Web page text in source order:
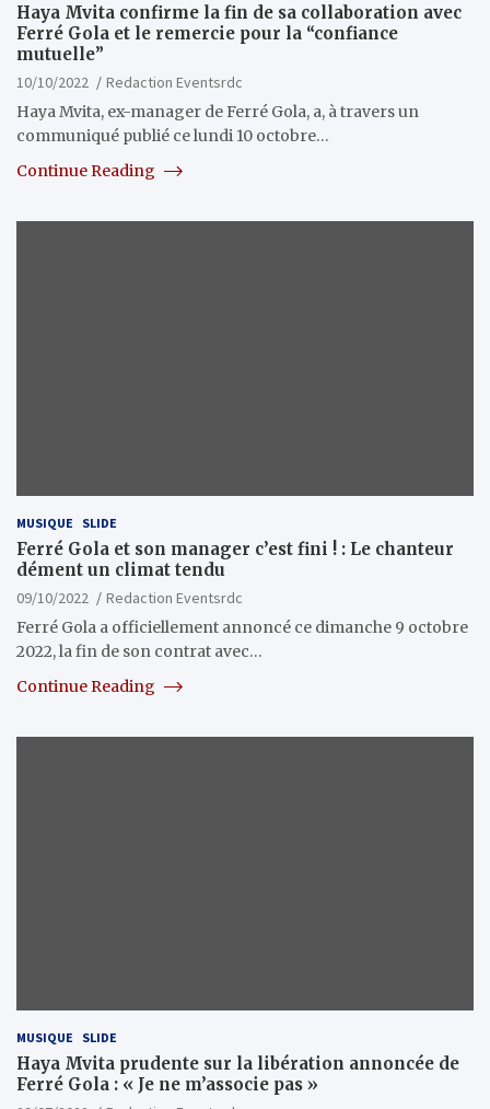
Haya Mvita confirme la fin de sa collaboration avec
Ferré Gola et le remercie pour la “confiance
mutuelle”
10/10/2022
Redaction Eventsrdc
Haya Mvita, ex-manager de Ferré Gola, a, à travers un
communiqué publié ce lundi 10 octobre…
Continue Reading
MUSIQUE SLIDE
Ferré Gola et son manager c’est fini ! : Le chanteur
dément un climat tendu
09/10/2022
Redaction Eventsrdc
Ferré Gola a officiellement annoncé ce dimanche 9 octobre
2022, la fin de son contrat avec…
Continue Reading
MUSIQUE SLIDE
Haya Mvita prudente sur la libération annoncée de
Ferré Gola : « Je ne m’associe pas »